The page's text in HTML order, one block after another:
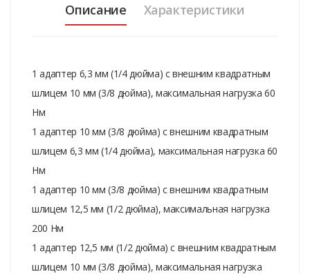
Описание Характеристики
1 адаптер 6,3 мм (1/4 дюйма) с внешним квадратным
шлицем 10 мм (3/8 дюйма), максимальная нагрузка 60
Нм
1 адаптер 10 мм (3/8 дюйма) с внешним квадратным
шлицем 6,3 мм (1/4 дюйма), максимальная нагрузка 60
Нм
1 адаптер 10 мм (3/8 дюйма) с внешним квадратным
шлицем 12,5 мм (1/2 дюйма), максимальная нагрузка
200 Нм
1 адаптер 12,5 мм (1/2 дюйма) с внешним квадратным
шлицем 10 мм (3/8 дюйма), максимальная нагрузка